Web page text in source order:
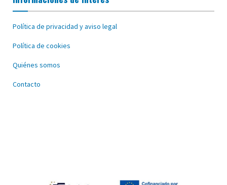
Política de privacidad y aviso legal
Política de cookies
Quiénes somos
Contacto